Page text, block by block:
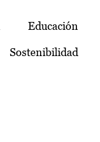
Educación
Sostenibilidad